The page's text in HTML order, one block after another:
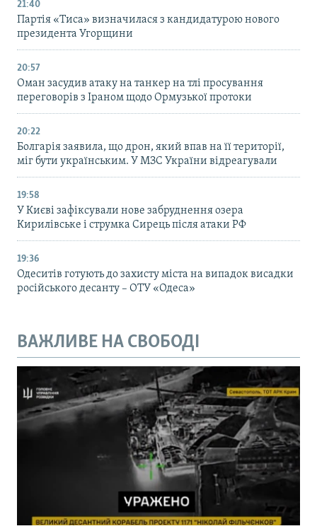
21:40
Партія «Тиса» визначилася з кандидатурою нового
президента Угорщини
20:57
Оман засудив атаку на танкер на тлі просування
переговорів з Іраном щодо Ормузької протоки
20:22
Болгарія заявила, що дрон, який впав на її території,
міг бути українським. У МЗС України відреагували
19:58
У Києві зафіксували нове забруднення озера
Кирилівське і струмка Сирець після атаки РФ
19:36
Одеситів готують до захисту міста на випадок висадки
російського десанту – ОТУ «Одеса»
ВАЖЛИВЕ НА СВОБОДІ